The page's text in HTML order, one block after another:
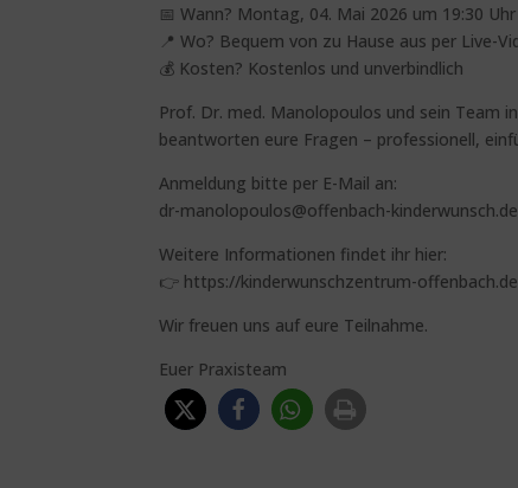
📅 Wann? Montag, 04. Mai 2026 um 19:30 Uhr
📍 Wo? Bequem von zu Hause aus per Live-
💰 Kosten? Kostenlos und unverbindlich
Prof. Dr. med. Manolopoulos und sein Team
beantworten eure Fragen – professionell,
Anmeldung bitte per E-Mail an:
dr-manolopoulos@offenbach-kinderwunsch.de
Weitere Informationen findet ihr hier:
👉 https://kinderwunschzentrum-
Wir freuen uns auf eure Teilnahme.
Euer Praxisteam